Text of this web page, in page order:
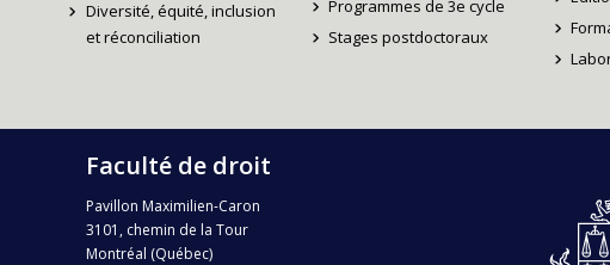
Diversité, équité, inclusion
et réconciliation
Programmes de 3e cycle
Stages postdoctoraux
Faculté de droit
Pavillon Maximilien-Caron
3101, chemin de la Tour
Montréal (Québec)